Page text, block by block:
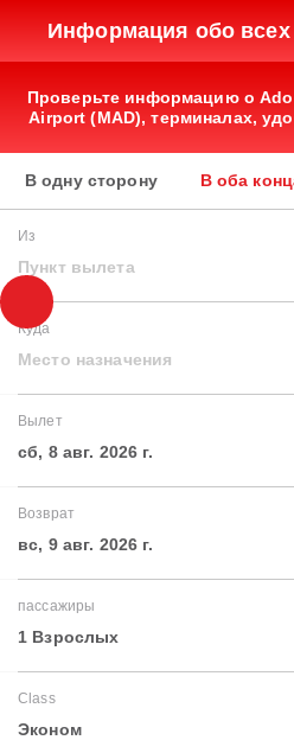
Информация обо всех
Проверьте информацию о
Airport (MAD), терминалах,
В одну сторону В оба
Из
Пункт вылета
Куда
Место назначения
Вылет
сб, 8 авг. 2026 г.
Возврат
вс, 9 авг. 2026 г.
пассажиры
1 Взрослых
Class
Эконом